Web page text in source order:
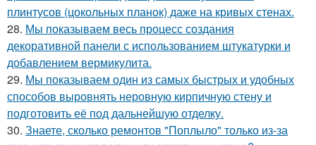
плинтусов (цокольных планок) даже на кривых стенах.
28. Мы показываем весь процесс создания
декоративной панели с использованием штукатурки и
добавлением вермикулита.
29. Мы показываем один из самых быстрых и удобных
способов выровнять неровную кирпичную стену и
подготовить её под дальнейшую отделку.
30. Знаете, сколько ремонтов "Поплыло" только из-за